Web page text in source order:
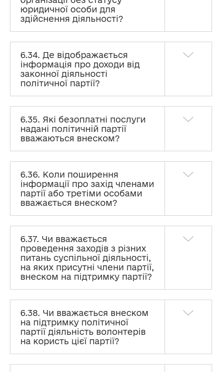
юридичної особи для
здійснення діяльності?
6.34. Де відображається
інформація про доходи від
законної діяльності
політичної партії?
6.35. Які безоплатні послуги
надані політичній партії
вважаються внеском?
6.36. Коли поширення
інформації про захід членами
партії або третіми особами
вважається внеском?
6.37. Чи вважається
проведення заходів з різних
питань суспільної діяльності,
на яких присутні члени партії,
внеском на підтримку партії?
6.38. Чи вважається внеском
на підтримку політичної
партії діяльність волонтерів
на користь цієї партії?